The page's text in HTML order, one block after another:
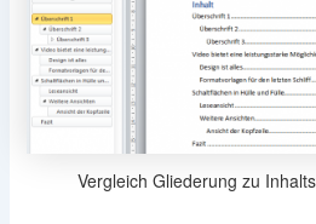
Vergleich Gliederung zu